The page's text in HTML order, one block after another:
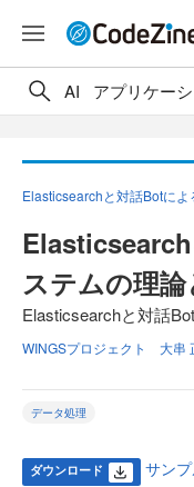
AI アプリケー
Elasticsearchと対話Botに
ステムの理論
Elasticsearchと対話
WINGSプロジェクト 大串
データ処理
ダウンロード サン